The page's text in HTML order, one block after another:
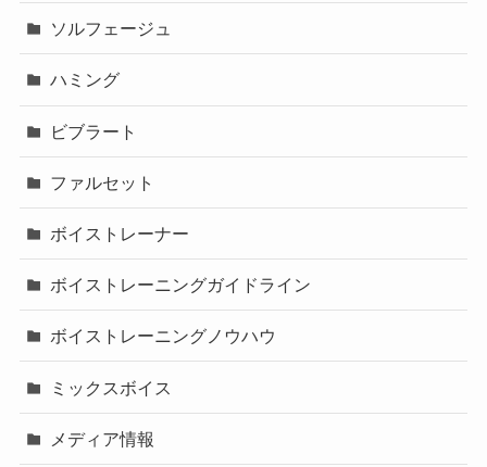
ソルフェージュ
ハミング
ビブラート
ファルセット
ボイストレーナー
ボイストレーニングガイドライン
ボイストレーニングノウハウ
ミックスボイス
メディア情報